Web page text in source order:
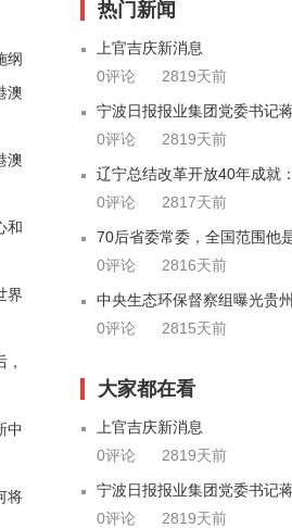
纲
澳
澳
和
界
中
将
热门新闻
上官吉庆新消息
0评论
2819天前
0评论
2819天前
0评论
2817天前
70后省委常委，全国范围他
0评论
2816天前
0评论
2815天前
大家都在看
上官吉庆新消息
0评论
2819天前
0评论
2819天前